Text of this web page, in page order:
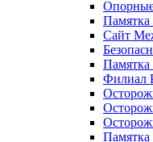
Сайт
Памятка
Филиал
Памятка